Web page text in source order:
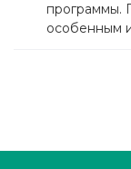
программы.
особенным